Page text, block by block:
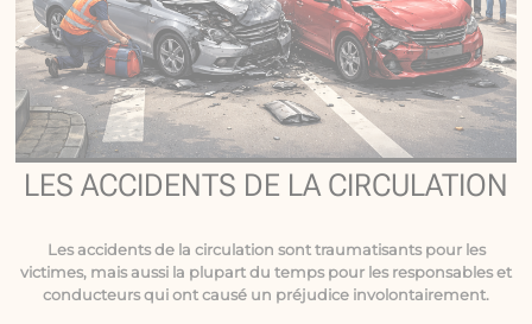
LES ACCIDENTS DE LA CIRCULATION
Les accidents de la circulation sont traumatisants pour les
victimes, mais aussi la plupart du temps pour les responsables et
conducteurs qui ont causé un préjudice involontairement.